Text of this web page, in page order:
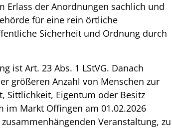
Erlass der Anordnungen sachlich und
für eine rein örtliche
Sicherheit und Ordnung durch
ist Art. 23 Abs. 1 LStVG. Danach
größeren Anzahl von Menschen zur
Sittlichkeit, Eigentum oder Besitz
Markt Offingen am 01.02.2026
Veranstaltung, zu